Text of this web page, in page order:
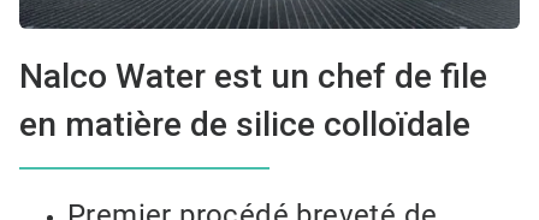
Nalco Water est un chef de file
en matière de silice colloïdale